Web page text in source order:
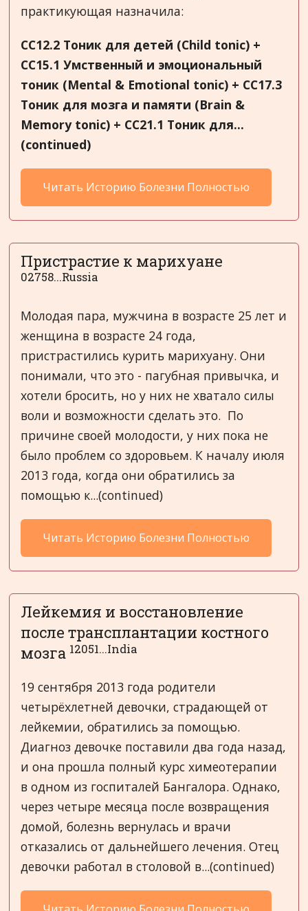
практикующая назначила:
CC12.2 Тоник для детей (Child tonic) +
CC15.1 Умственный и эмоциональный
тоник (Mental & Emotional tonic) + CC17.3
Тоник для мозга и памяти (Brain &
Memory tonic) + CC21.1 Тоник для...
(continued)
Читать Историю Болезни Полностью
Пристрастие к марихуане
02758...Russia
Молодая пара, мужчина в возрасте 25 лет и
женщина в возрасте 24 года,
пристрастились курить марихуану. Они
понимали, что это - пагубная привычка, и
хотели бросить, но у них не хватало силы
воли и возможности сделать это. По
причине своей молодости, у них пока не
было проблем со здоровьем. К началу июля
2013 года, когда они обратились за
помощью к...(continued)
Читать Историю Болезни Полностью
Лейкемия и восстановление
после трансплантации костного
мозга 12051...India
19 сентября 2013 года родители
четырёхлетней девочки, страдающей от
лейкемии, обратились за помощью.
Диагноз девочке поставили два года назад,
и она прошла полный курс химеотерапии
в одном из госпиталей Бангалора. Однако,
через четыре месяца после возвращения
домой, болезнь вернулась и врачи
отказались от дальнейшего лечения. Отец
девочки работал в столовой в...(continued)